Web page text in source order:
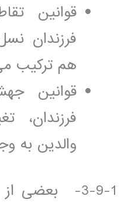
قوانین
فرزندان
هم ترکیب
قوانین
فرزندان،
والدین به
3-9-1- بعضی